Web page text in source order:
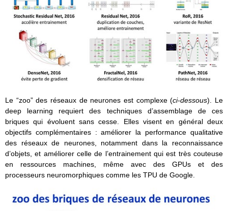
Le “zoo” des réseaux de neurones est complexe (ci-dessous). Le
deep learning requiert des techniques d’assemblage de ces
briques qui évoluent sans cesse. Elles visent en général deux
objectifs complémentaires : améliorer la performance qualitative
des réseaux de neurones, notamment dans la reconnaissance
d’objets, et améliorer celle de l’entrainement qui est très couteuse
en ressources machines, même avec des GPUs et des
processeurs neuromorphiques comme les TPU de Google.